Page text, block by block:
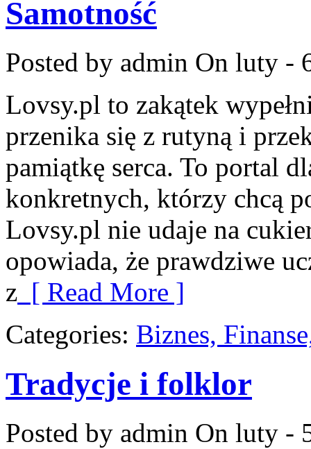
Samotność
Posted by admin On luty -
Lovsy.pl to zakątek
przenika się z rutyną i
pamiątkę serca. To portal
konkretnych, którzy chcą
Lovsy.pl nie udaje na
opowiada, że prawdziwe
z [ Read More ]
Categories: Biznes,
Tradycje i folklor
Posted by admin On luty -